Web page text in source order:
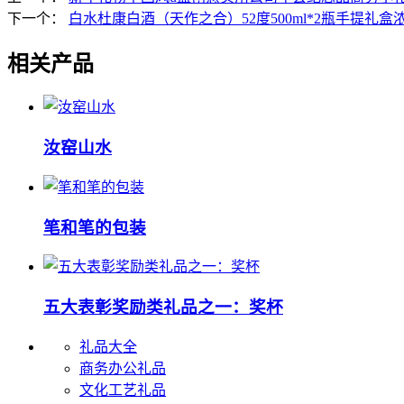
下一个：
白水杜康白酒（天作之合）52度500ml*2瓶手提礼盒
相关产品
汝窑山水
笔和笔的包装
五大表彰奖励类礼品之一：奖杯
礼品大全
商务办公礼品
文化工艺礼品